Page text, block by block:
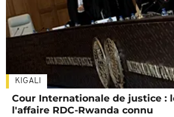
KIGALI
Cour Internationale de justice :
l'affaire RDC-Rwanda connu